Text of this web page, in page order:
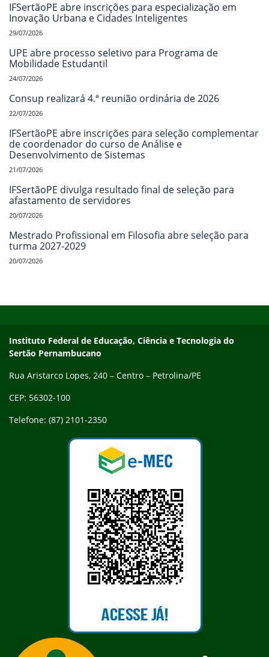
IFSertãoPE abre inscrições para especialização em
Inovação Urbana e Cidades Inteligentes
29/07/2026
UPE abre processo seletivo para Programa de
Mobilidade Estudantil
24/07/2026
Consup realizará 4.ª reunião ordinária de 2026
22/07/2026
IFSertãoPE abre inscrições para seleção complementar
de coordenador do curso de Análise e
Desenvolvimento de Sistemas
21/07/2026
IFSertãoPE divulga resultado final de seleção para
afastamento de servidores
20/07/2026
Mestrado Profissional em Filosofia abre seleção para
turma 2027-2029
20/07/2026
Endereço
Instituto Federal de Educação, Ciência e Tecnologia do
Sertão Pernambucano
Rua Aristarco Lopes, 240 – Centro – Petrolina/PE
CEP: 56302-100
Telefone: (87) 2101-2350